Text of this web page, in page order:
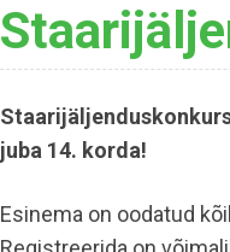
juba 14. korda!
Esinema on oodatud